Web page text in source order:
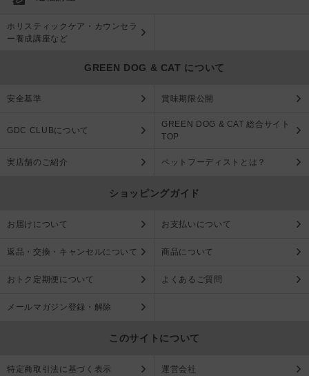
ホリスティックケア・カウンセラ
ー養成講座など
GREEN DOG & CAT について
安全基準 賞味期限公開
GDC CLUBについて
GREEN DOG & CAT 総合サイト
TOP
実店舗のご紹介 ペットフーディストとは？
ショッピングガイド
お届けについて お支払いについて
返品・交換・キャンセルについて 商品について
おトク定期便について よくあるご質問
メールマガジン登録・解除
このサイトについて
特定商取引法に基づく表示 運営会社